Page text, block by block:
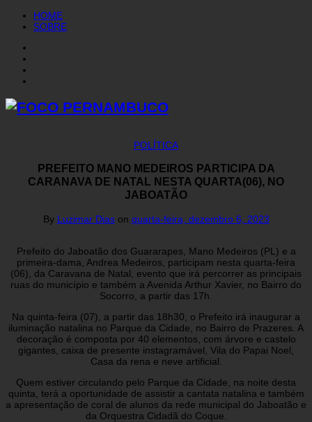
HOME
SOBRE
POLÍTICA
PREFEITO MANO MEDEIROS PARTICIPA DA
CARANAVA DE NATAL NESTA QUARTA(06), NO
JABOATÃO
By Luzimar Dias on quarta-feira, dezembro 6, 2023
Prefeito do Jaboatão dos Guararapes, Mano Medeiros (PL) e a
primeira-dama, Andrea Medeiros, participam nesta quarta-feira
(06), da Caravana de Natal, evento que irá percorrer as principais
ruas do município e também a Avenida Arthur Xavier, no Bairro do
Socorro, a partir das 17h.
Na quinta-feira (07), a partir das 18h30, o Prefeito irá inaugurar a
iluminação natalina no Parque da Cidade, no Bairro de Prazeres. A
decoração é composta por 40 elementos, com árvore e castelo
gigantes, caixa de presente instagramável, Vila do Papai Noel,
Casa da rena e neve artificial.
Quem estiver circulando pelo Parque da Cidade, na noite desta
quinta, terá a oportunidade de assistir a cantata natalina e também
a apresentação de coral de alunos da rede municipal do Jaboatão e
da Orquestra Cidadã do Coque.